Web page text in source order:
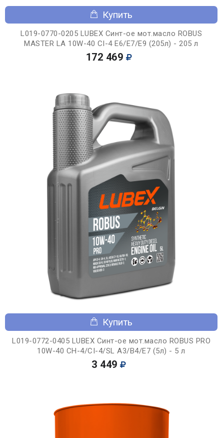
Купить
L019-0770-0205 LUBEX Синт-ое мот.масло ROBUS
MASTER LA 10W-40 CI-4 E6/E7/E9 (205л) - 205 л
172 469
Купить
L019-0772-0405 LUBEX Синт-ое мот.масло ROBUS PRO
10W-40 CH-4/CI-4/SL A3/B4/E7 (5л) - 5 л
3 449